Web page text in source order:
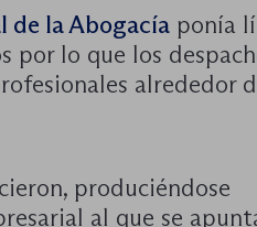
de la Abogacía ponía
por lo que los
alrededor
produciéndose
al que se